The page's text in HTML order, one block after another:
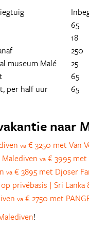
65
18
250
museum Malé
25
65
per half uur
65
naar
va € 3250 met Van
va € 3995
va € 3895 met Djoser
privébasis | Sri Lanka
va € 2750 met
!